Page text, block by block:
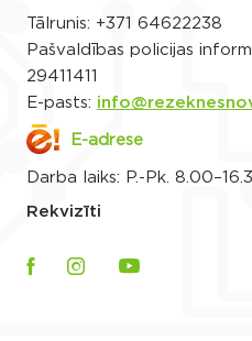
Tālrunis: +371 64622238
Pašvaldības policijas
29411411
E-pasts:
E-adrese
Darba laiks: P.-Pk.
Rekvizīti